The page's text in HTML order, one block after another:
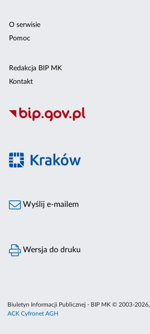
O serwisie
Pomoc
Redakcja BIP MK
Kontakt
Wyślij e-mailem
Wersja do druku
Biuletyn Informacji Publicznej - BIP MK © 2003-2026,
ACK Cyfronet AGH